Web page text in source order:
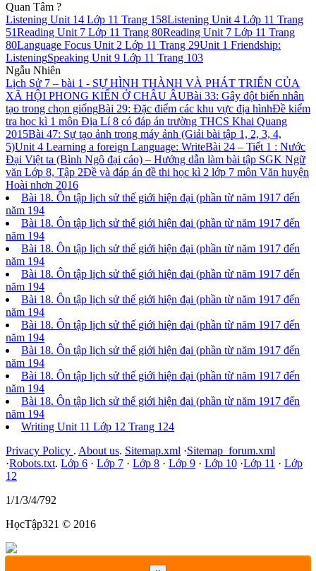
Quan Tâm ?
Listening Unit 14 Lớp 11 Trang 158Listening Unit 4 Lớp 11 Trang
51Reading Unit 7 Lớp 11 Trang 80Reading Unit 7 Lớp 11 Trang
80Language Focus Unit 2 Lớp 11 Trang 29Unit 1 Friendship:
ListeningSpeaking Unit 9 Lớp 11 Trang 103
Ngẫu Nhiên
Lịch Sử 7 – bài 1 - SỰ HÌNH THÀNH VÀ PHÁT TRIỂN CỦA
XÃ HỘI PHONG KIẾN Ở CHÂU ÂUBài 33: Gây đột biến nhân
tạo trong chọn giốngBài 29: Đặc điểm các khu vực địa hìnhĐề kiểm
tra học kì 1 môn Địa Lí 8 có đáp án trường THCS Khai Quang
2015Bài 47: Sự tạo ảnh trong máy ảnh (Giải bài tập 1, 2, 3, 4,
5)Unit 4 Learning a foreign Language: WriteBài 24 – Tiết 1 : Nước
Đại Việt ta (Bình Ngô đại cáo) – Hướng dẫn làm bài tập SGK Ngữ
văn Lớp 8, Tập 2Đề và đáp án đề thi học kì 2 lớp 7 môn Văn huyện
Hoài nhơn 2016
Bài 18. Ôn tập lịch sử thế giới hiện đại (phần từ năm 1917 đến
năm 194
Bài 18. Ôn tập lịch sử thế giới hiện đại (phần từ năm 1917 đến
năm 194
Bài 18. Ôn tập lịch sử thế giới hiện đại (phần từ năm 1917 đến
năm 194
Bài 18. Ôn tập lịch sử thế giới hiện đại (phần từ năm 1917 đến
năm 194
Bài 18. Ôn tập lịch sử thế giới hiện đại (phần từ năm 1917 đến
năm 194
Bài 18. Ôn tập lịch sử thế giới hiện đại (phần từ năm 1917 đến
năm 194
Bài 18. Ôn tập lịch sử thế giới hiện đại (phần từ năm 1917 đến
năm 194
Bài 18. Ôn tập lịch sử thế giới hiện đại (phần từ năm 1917 đến
năm 194
Bài 18. Ôn tập lịch sử thế giới hiện đại (phần từ năm 1917 đến
năm 194
Writing Unit 11 Lớp 12 Trang 124
Privacy Policy . About us. Sitemap.xml ·Sitemap_forum.xml
·Robots.txt. Lớp 6 · Lớp 7 · Lớp 8 · Lớp 9 · Lớp 10 ·Lớp 11 · Lớp
12
1/1/3/4/792
HọcTập321 © 2016